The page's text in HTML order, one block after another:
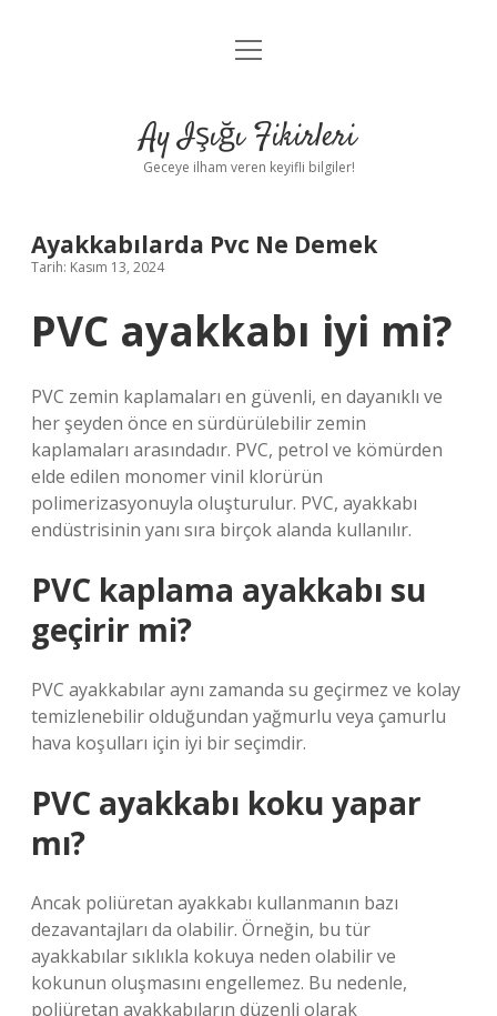
Anasayfa
Yasal Uyarı
menüyü
Ay Işığı Fikirleri
Geceye ilham veren keyifli bilgiler!
Ayakkabılarda Pvc Ne Demek
Tarih: Kasım 13, 2024
PVC ayakkabı iyi mi?
PVC zemin kaplamaları en güvenli, en dayanıklı ve
her şeyden önce en sürdürülebilir zemin
kaplamaları arasındadır. PVC, petrol ve kömürden
elde edilen monomer vinil klorürün
polimerizasyonuyla oluşturulur. PVC, ayakkabı
endüstrisinin yanı sıra birçok alanda kullanılır.
PVC kaplama ayakkabı su
geçirir mi?
PVC ayakkabılar aynı zamanda su geçirmez ve kolay
temizlenebilir olduğundan yağmurlu veya çamurlu
hava koşulları için iyi bir seçimdir.
PVC ayakkabı koku yapar
mı?
Ancak poliüretan ayakkabı kullanmanın bazı
dezavantajları da olabilir. Örneğin, bu tür
ayakkabılar sıklıkla kokuya neden olabilir ve
kokunun oluşmasını engellemez. Bu nedenle,
poliüretan ayakkabıların düzenli olarak